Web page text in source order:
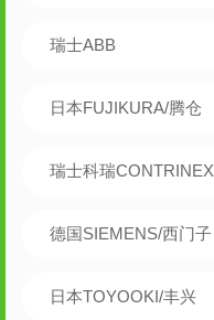
瑞士ABB
日本FUJIKURA/腾仓
瑞士科瑞CONTRINEX
德国SIEMENS/西门子
日本TOYOOKI/丰兴